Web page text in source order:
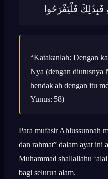
فَلْيَفْرَحُوا
“Katakanlah: Dengan
Nya (dengan diutusnya
hendaklah dengan itu
Yunus: 58)
Para mufasir Ahlussunnah
dan rahmat” dalam ayat ini
Muhammad shallallahu
bagi seluruh alam.